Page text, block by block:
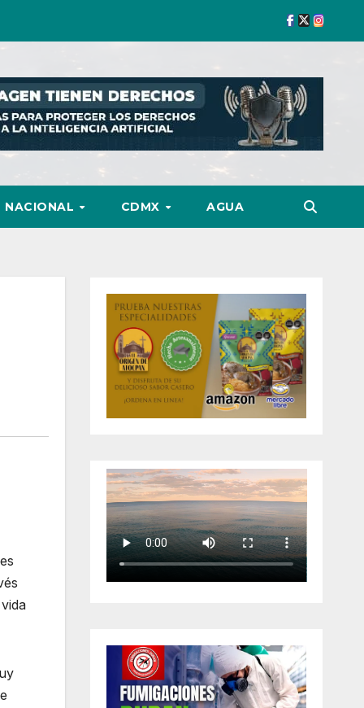
NACIONAL CDMX AGUA